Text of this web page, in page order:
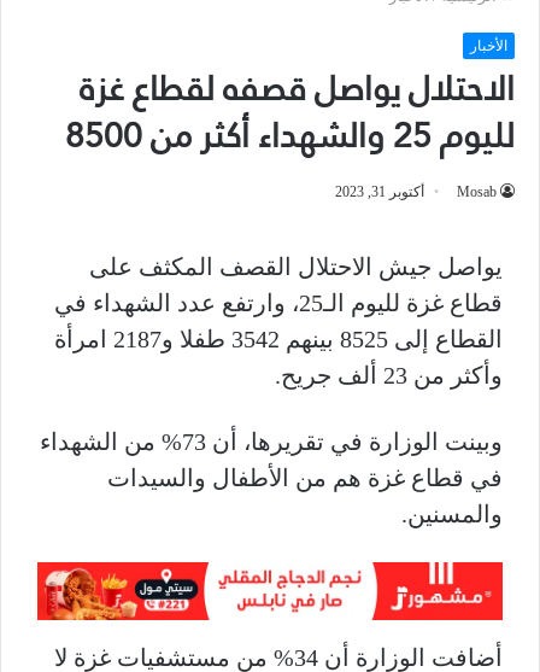
الأخبار
الاحتلال يواصل قصفه لقطاع غزة
لليوم 25 والشهداء أكثر من 8500
Mosab أكتوبر 31, 2023
يواصل جيش الاحتلال القصف المكثف على
قطاع غزة لليوم الـ25، وارتفع عدد الشهداء في
القطاع إلى 8525 بينهم 3542 طفلا و2187 امرأة
وأكثر من 23 ألف جريح.
وبينت الوزارة في تقريرها، أن 73% من الشهداء
في قطاع غزة هم من الأطفال والسيدات
والمسنين.
أضافت الوزارة أن 34% من مستشفيات غزة لا